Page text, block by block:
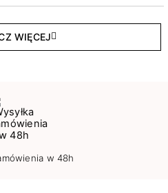
WIĘCEJ
w 48h